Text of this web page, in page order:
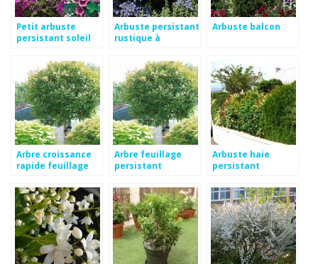
Petit arbuste
persistant soleil
Arbuste persistant
rustique à
Arbuste balcon
Arbre croissance
rapide feuillage
Arbre feuillage
persistant
Arbuste haie
persistant